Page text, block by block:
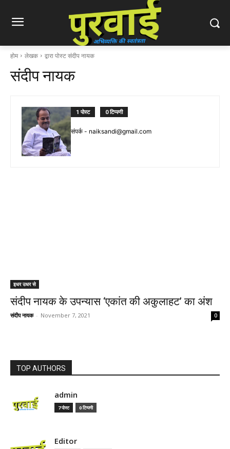
होम लेखक द्वारा पोस्ट संदीप नायक
संदीप नायक
1 पोस्ट 0 टिप्पणी
संपर्क - naiksandi@gmail.com
इधर उधर से
संदीप नायक के उपन्यास ‘एकांत की अकुलाहट’ का अंश
संदीप नायक - November 7, 2021 0
TOP AUTHORS
admin
7 पोस्ट 0 टिप्पणी
Editor